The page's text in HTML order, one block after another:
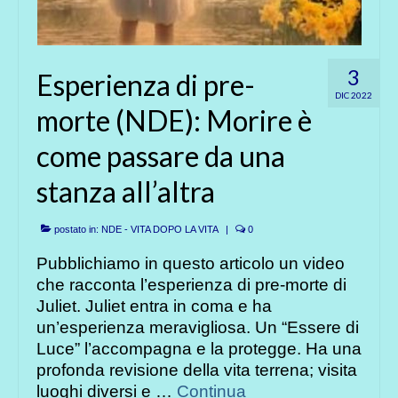
3
DIC 2022
Esperienza di pre-
morte (NDE): Morire è
come passare da una
stanza all’altra
postato in: NDE - VITA DOPO LA VITA | 0
Pubblichiamo in questo articolo un video
che racconta l’esperienza di pre-morte di
Juliet. Juliet entra in coma e ha
un’esperienza meravigliosa. Un “Essere di
Luce” l’accompagna e la protegge. Ha una
profonda revisione della vita terrena; visita
luoghi diversi e … Continua